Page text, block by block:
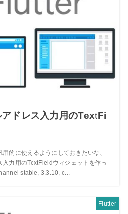
アドレス入力用のTextFi
的に使えるようにしておきたいな、
入力用のTextFieldウィジェットを作っ
stable, 3.3.10, o...
Flutter